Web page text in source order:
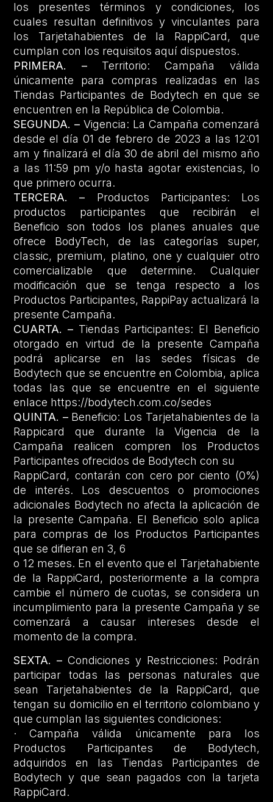
los presentes términos y condiciones, los
cuales resultan definitivos y vinculantes para
los Tarjetahabientes de la RappiCard, que
cumplan con los requisitos aquí dispuestos.
PRIMERA. –Territorio: Campaña válida
únicamente para compras realizadas en las
Tiendas Participantes de Bodytech en que se
encuentren en la República de Colombia.
SEGUNDA. – Vigencia: La Campaña comenzará
desde el día 01 de febrero de 2023 a las 12:01
am y finalizará el día 30 de abril del mismo año
a las 11:59 pm y/o hasta agotar existencias, lo
que primero ocurra.
TERCERA. – Productos Participantes: Los
productos participantes que recibirán el
Beneficio son todos los planes anuales que
ofrece BodyTech, de las categorías super,
classic, premium, platino, one y cualquier otro
comercializable que determine. Cualquier
modificación que se tenga respecto a los
Productos Participantes, RappiPay actualizará la
presente Campaña.
CUARTA. – Tiendas Participantes: El Beneficio
otorgado en virtud de la presente Campaña
podrá aplicarse en las sedes físicas de
Bodytech que se encuentre en Colombia, aplica
todas las que se encuentre en el siguiente
enlace https://bodytech.com.co/sedes
QUINTA. –Beneficio: Los Tarjetahabientes de la
Rappicard que durante la Vigencia de la
Campaña realicen compren los Productos
Participantes ofrecidos de Bodytech con su
RappiCard, contarán con cero por ciento (0%)
de interés. Los descuentos o promociones
adicionales Bodytech no afecta la aplicación de
la presente Campaña. El Beneficio solo aplica
para compras de los Productos Participantes
que se difieran en 3, 6
o 12 meses. En el evento que el Tarjetahabiente
de la RappiCard, posteriormente a la compra
cambie el número de cuotas, se considera un
incumplimiento para la presente Campaña y se
comenzará a causar intereses desde el
momento de la compra.
SEXTA. – Condiciones y Restricciones: Podrán
participar todas las personas naturales que
sean Tarjetahabientes de la RappiCard, que
tengan su domicilio en el territorio colombiano y
que cumplan las siguientes condiciones:
· Campaña válida únicamente para los
Productos Participantes de Bodytech,
adquiridos en las Tiendas Participantes de
Bodytech y que sean pagados con la tarjeta
RappiCard.